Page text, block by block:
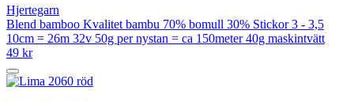
Hjertegarn
Blend bamboo Kvalitet bambu 70% bomull 30% Stickor 3 - 3,5
10cm = 26m 32v 50g per nystan = ca 150meter 40g maskintvätt
49 kr